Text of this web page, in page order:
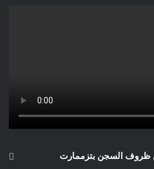
ظروف السجن بتزممارت